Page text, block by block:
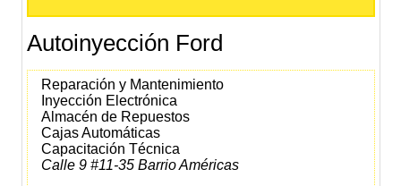
Autoinyección Ford
Reparación y Mantenimiento
Inyección Electrónica
Almacén de Repuestos
Cajas Automáticas
Capacitación Técnica
Calle 9 #11-35 Barrio Américas